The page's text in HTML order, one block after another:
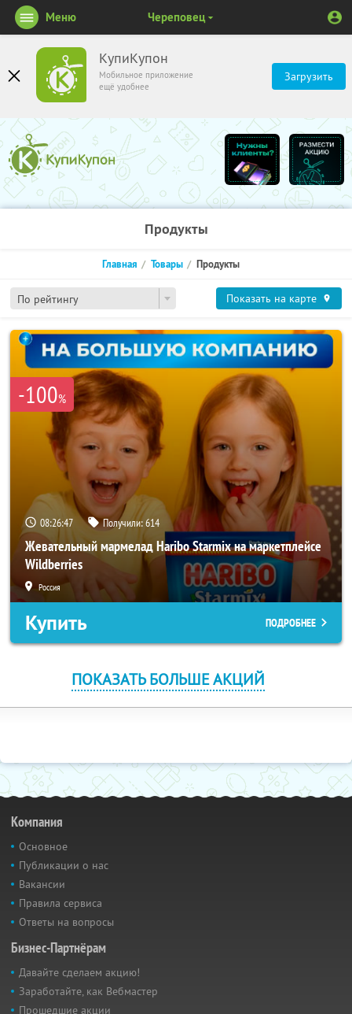
КупиКупон
Мобильное приложение
ещё удобнее
Загрузить
Меню Череповец
Продукты
По рейтингу
Главная Товары Продукты
Показать на карте
-100%
08:26:47 Получили:614
Жевательный мармелад Haribo Starmix на маркетплейсе
Wildberries
Россия
Купить ПОДРОБНЕЕ
ПОКАЗАТЬ БОЛЬШЕ АКЦИЙ
Компания
Основное
Публикации о нас
Вакансии
Правила сервиса
Ответы на вопросы
Бизнес-Партнёрам
Давайте сделаем акцию!
Заработайте, как Вебмастер
Прошедшие акции